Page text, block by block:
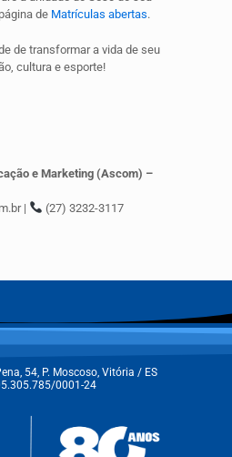
de Matrículas abertas.
de transformar a vida de seu
cultura e esporte!
e Marketing (Ascom) –
|
(27) 3232-3117
54, P. Moscoso, Vitória / ES
0001-24